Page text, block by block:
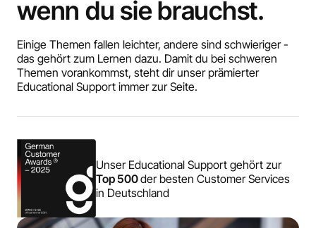
wenn du sie brauchst.
Einige Themen fallen leichter, andere sind schwieriger -
das gehört zum Lernen dazu. Damit du bei schweren
Themen vorankommst, steht dir unser prämierter
Educational Support immer zur Seite.
Unser Educational Support gehört zur
Top 500der besten Customer Services
in Deutschland